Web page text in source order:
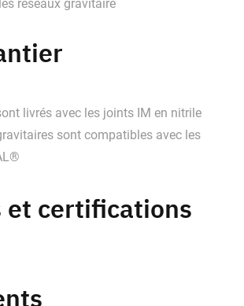
réseaux gravitaire
livrés avec les joints IM en nitrile
sont compatibles avec les
et certifications